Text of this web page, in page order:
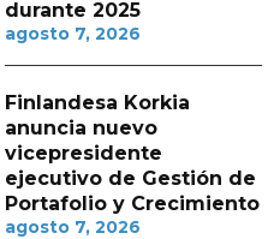
durante 2025
agosto 7, 2026
Finlandesa Korkia
anuncia nuevo
vicepresidente
ejecutivo de Gestión de
Portafolio y Crecimiento
agosto 7, 2026